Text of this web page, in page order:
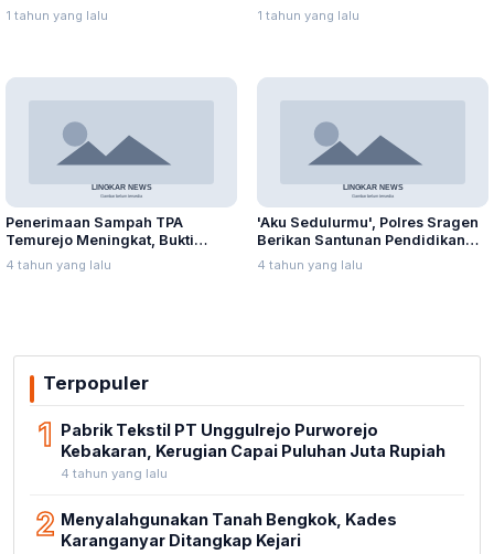
Suplai Telur untuk MBG
1 tahun yang lalu
Rawapening Saat Mencari
Enceng Gondok
1 tahun yang lalu
Penerimaan Sampah TPA
Temurejo Meningkat, Bukti
Masyarakat Blora Peduli
Kebersihan
4 tahun yang lalu
'Aku Sedulurmu', Polres Sragen
Berikan Santunan Pendidikan
Anak Yatim Piatu
4 tahun yang lalu
Terpopuler
1 Pabrik Tekstil PT Unggulrejo Purworejo
Kebakaran, Kerugian Capai Puluhan Juta Rupiah
4 tahun yang lalu
2 Menyalahgunakan Tanah Bengkok, Kades
Karanganyar Ditangkap Kejari